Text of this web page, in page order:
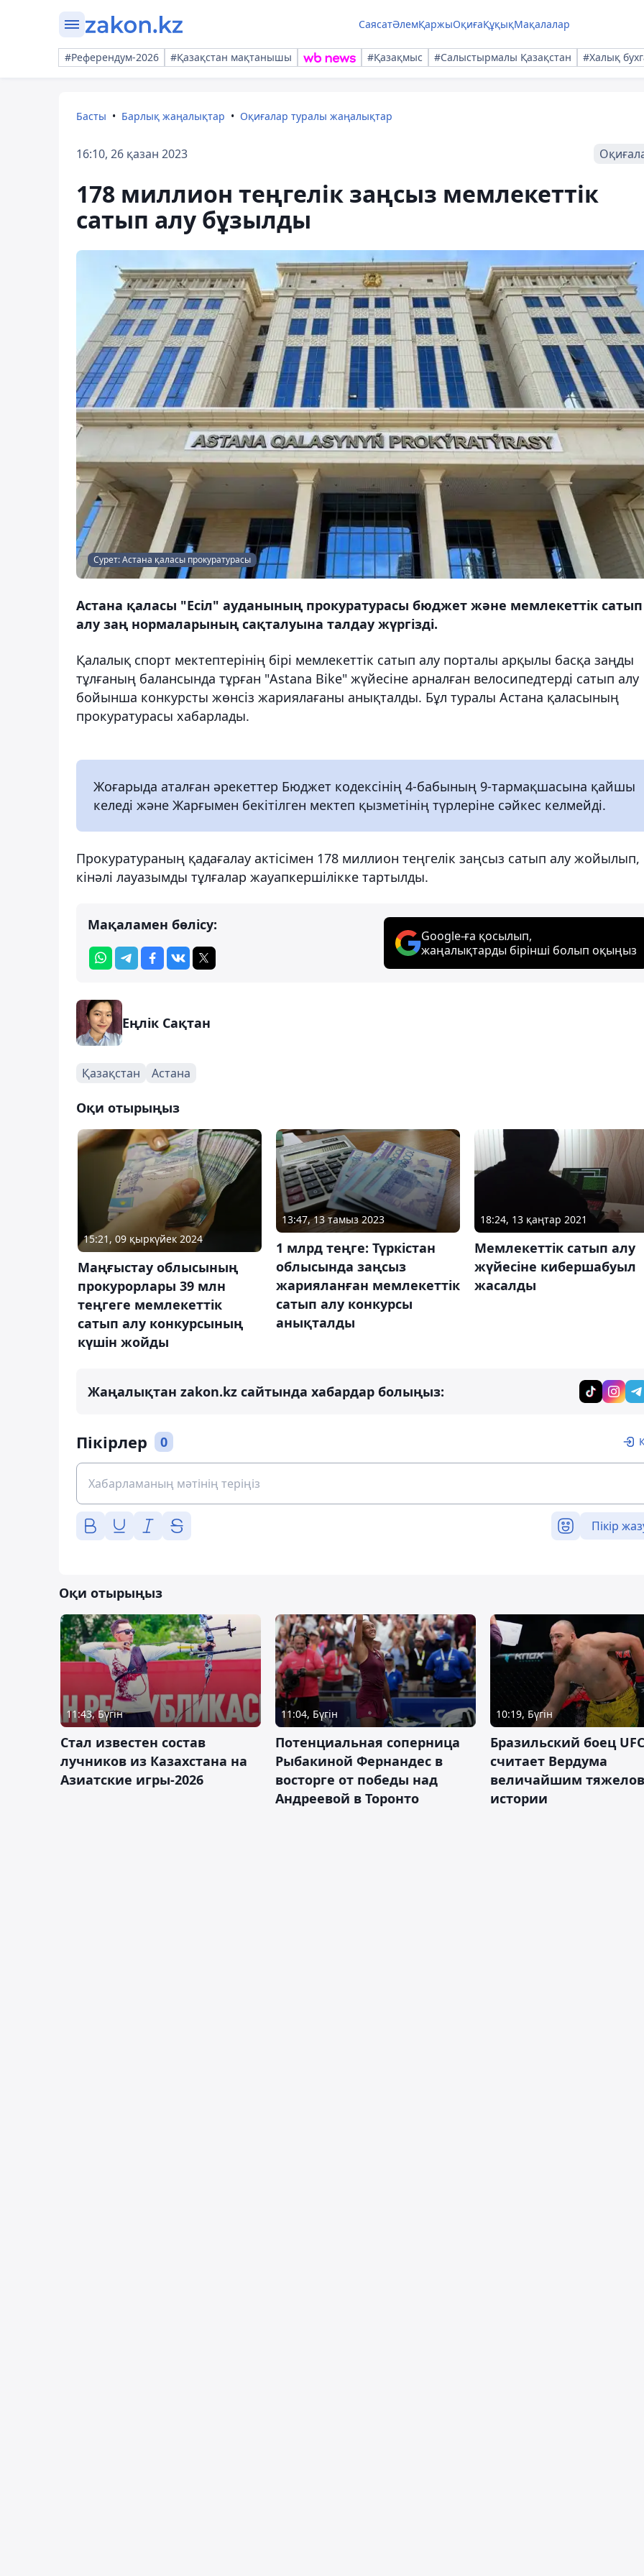
СаясатӘлемҚаржыОқиғаҚұқықМақалалар
#Референдум-2026 #Қазақстан мақтанышы #Қазақмыс #Салыстырмалы Қазақстан #Халық
Басты Барлық жаңалықтар Оқиғалар туралы жаңалықтар
16:10, 26 қазан 2023
178 миллион теңгелік заңсыз мемлекеттік
сатып алу бұзылды
Сурет: Астана қаласы прокуратурасы
Астана қаласы "Есіл" ауданының прокуратурасы бюджет және мемлекеттік сатып
алу заң нормаларының сақталуына талдау жүргізді.
Қалалық спорт мектептерінің бірі мемлекеттік сатып алу порталы арқылы басқа заңды
тұлғаның балансында тұрған "Astana Bike" жүйесіне арналған велосипедтерді сатып алу
бойынша конкурсты жөнсіз жариялағаны анықталды. Бұл туралы Астана қаласының
прокуратурасы хабарлады.
Жоғарыда аталған әрекеттер Бюджет кодексінің 4-бабының 9-тармақшасына қайшы
келеді және Жарғымен бекітілген мектеп қызметінің түрлеріне сәйкес келмейді.
Прокуратураның қадағалау актісімен 178 миллион теңгелік заңсыз сатып алу жойылып,
кінәлі лауазымды тұлғалар жауапкершілікке тартылды.
Мақаламен бөлісу:
Google-ға қосылып,
жаңалықтарды бірінші болып оқыңыз
Еңлік Сақтан
Қазақстан Астана
Оқи отырыңыз
15:21, 09 қыркүйек 2024
Маңғыстау облысының
прокурорлары 39 млн
теңгеге мемлекеттік
сатып алу конкурсының
күшін жойды
13:47, 13 тамыз 2023
1 млрд теңге: Түркістан
облысында заңсыз
жарияланған мемлекеттік
сатып алу конкурсы
анықталды
18:24, 13 қаңтар 2021
Мемлекеттік сатып алу
жүйесіне кибершабуыл
жасалды
Жаңалықтан zakon.kz сайтында хабардар болыңыз:
Пікірлер 0
Пікір
Оқи отырыңыз
11:43, Бүгін
Стал известен состав
лучников из Казахстана на
Азиатские игры-2026
11:04, Бүгін
Потенциальная соперница
Рыбакиной Фернандес в
восторге от победы над
Андреевой в Торонто
10:19, Бүгін
Бразильский боец
считает Вердума
величайшим
истории